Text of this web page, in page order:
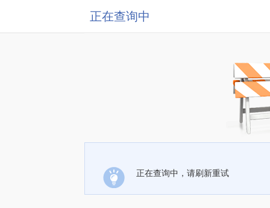
正在查询中
正在查询中，请刷新重试